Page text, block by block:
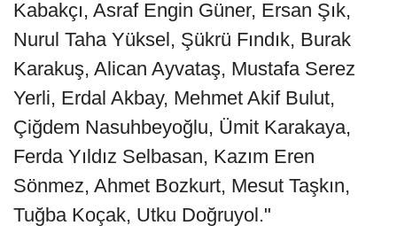
Kabakçı, Asraf Engin Güner, Ersan Şık,
Nurul Taha Yüksel, Şükrü Fındık, Burak
Karakuş, Alican Ayvataş, Mustafa Serez
Yerli, Erdal Akbay, Mehmet Akif Bulut,
Çiğdem Nasuhbeyoğlu, Ümit Karakaya,
Ferda Yıldız Selbasan, Kazım Eren
Sönmez, Ahmet Bozkurt, Mesut Taşkın,
Tuğba Koçak, Utku Doğruyol."